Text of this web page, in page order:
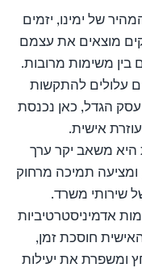
של ימינו, יזמים
מוצאים את עצמם
משימות מרובות.
עלולים להתקשות
הגדל, כאן נכנסת
אישית.
היא משאב יקר ערך
ומציעה תמיכה מרחוק
שירותי משרד.
אדמיניסטרטיביות
חוסכת זמן,
ומשפרת את יעילות